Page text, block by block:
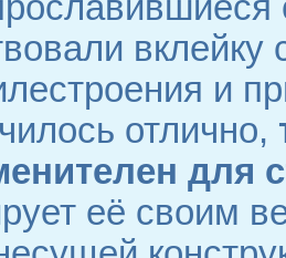
вклейку
и
отлично,
для
её своим